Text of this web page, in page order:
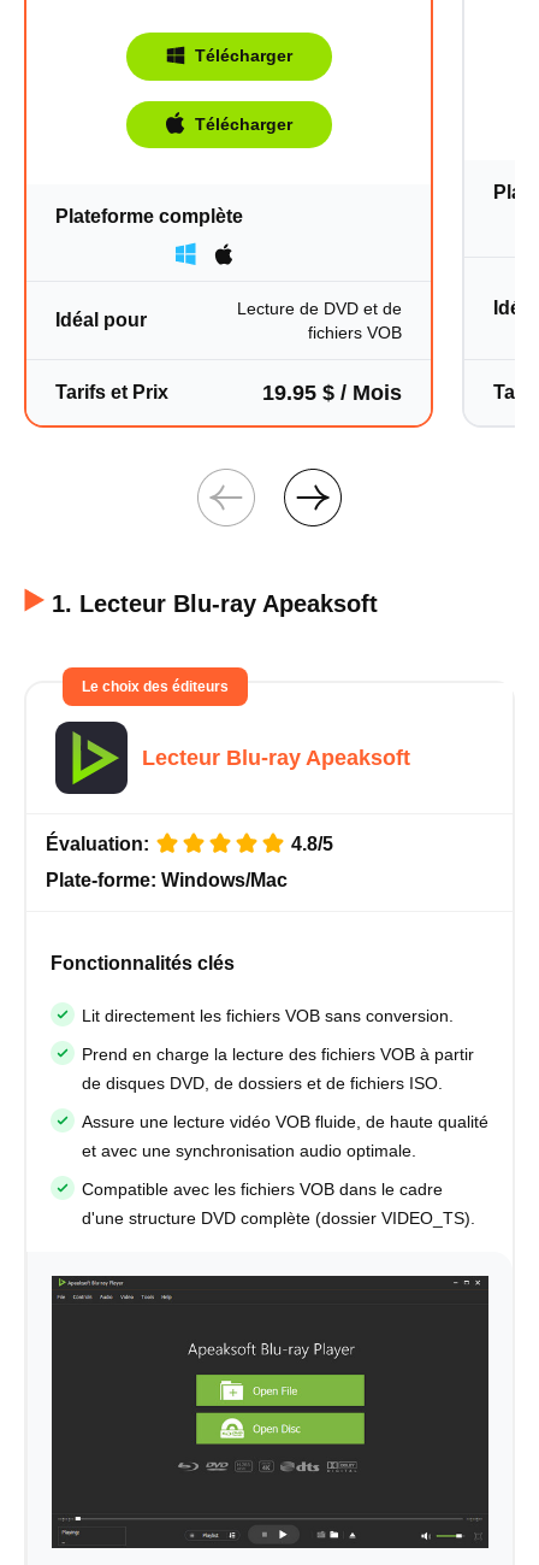
Plateforme complète
Idéal pour
Lecture de DVD et de
fichiers VOB
Tarifs et Prix 19.95 $ / Mois
1. Lecteur Blu-ray Apeaksoft
Le choix des éditeurs
Lecteur Blu-ray Apeaksoft
Évaluation:
4.8/5
Plate-forme: Windows/Mac
Fonctionnalités clés
Lit directement les fichiers VOB sans conversion.
Prend en charge la lecture des fichiers VOB à partir
de disques DVD, de dossiers et de fichiers ISO.
Assure une lecture vidéo VOB fluide, de haute qualité
et avec une synchronisation audio optimale.
Compatible avec les fichiers VOB dans le cadre
d'une structure DVD complète (dossier VIDEO_TS).